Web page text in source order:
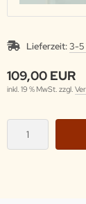
Lieferzeit:3-5
109,00 EUR
inkl. 19 % MwSt. zzgl.